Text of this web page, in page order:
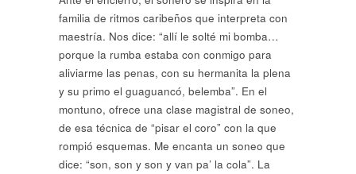
familia de ritmos caribeños que interpreta con
maestría. Nos dice: “allí le solté mi bomba…
porque la rumba estaba con conmigo para
aliviarme las penas, con su hermanita la plena
y su primo el guaguancó, belemba”. En el
montuno, ofrece una clase magistral de soneo,
de esa técnica de “pisar el coro” con la que
rompió esquemas. Me encanta un soneo que
dice: “son, son y son y van pa’ la cola”. La